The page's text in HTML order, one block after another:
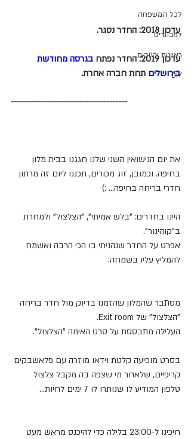
לכל המשפחה
למבוגרים
ראיונות וכתבות
DIY
עדכון 2018: החדר נסגר.
עדכון 2019: החדר נפתח
בגרסה מחודשת
בירושלים תחת חברה אחרת.
---------------------------------------
את יום הנישואין השני שלנו חגגנו בבית מלון
בחיפה. וכמובן, זוג מכורים, תכננו ליום זה מרתון
חדרי בריחה בחיפה... :)
היינו בחדרים: "בלש אמיתי", "הצלצול" ולמחרת
ב"קוהינור".
אפרט על החדר שנהניתי בו הכי הרבה ואשמח
להמליץ עליו בשמחה:
מסתבר שהמלון שהזמנו בדיוק מול חדר בריחה
"הצלצול" של Exit room.
העלילה מתבססת על סרט האימה "הצלצול".
בסרט מופיעה קלטת וידאו מוזרה עם פלאשבקים
קריפיים, שלאחר מי שצפה בה מקבל צלצול
טלפון המודיע לו שנותרו לו 7 ימים לחיות...
חיכינו ל-23:00 בלילה כדי להיכנס מראש מעט